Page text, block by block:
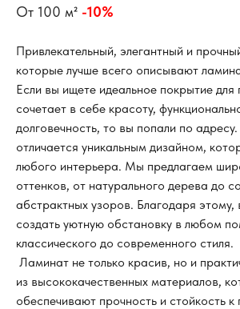
От 100 м² -10%
Привлекательный, элегантный и
которые лучше всего описывают
Если вы ищете идеальное покрытие для
сочетает в себе красоту,
долговечность, то вы попали по
отличается уникальным дизайном,
любого интерьера. Мы предлагаем
оттенков, от натурального дерева до
абстрактных узоров. Благодаря
создать уютную обстановку в любом
классического до современного стиля.
Ламинат не только красив, но и
из высококачественных материалов,
обеспечивают прочность и стойкость